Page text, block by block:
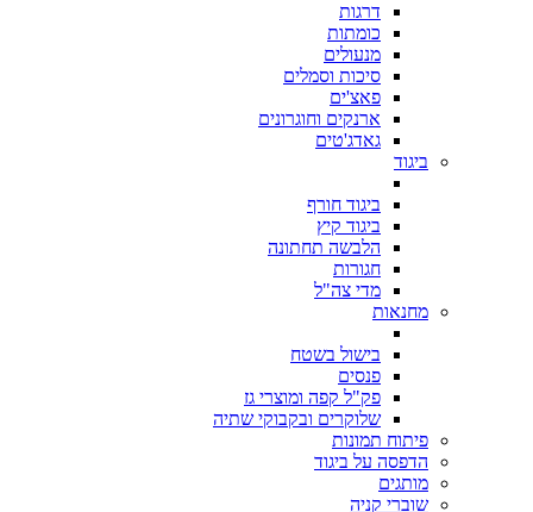
דרגות
כומתות
מנעולים
סיכות וסמלים
פאצ'ים
ארנקים וחוגרונים
גאדג'טים
ביגוד
ביגוד חורף
ביגוד קיץ
הלבשה תחתונה
חגורות
מדי צה"ל
מחנאות
בישול בשטח
פנסים
פק"ל קפה ומוצרי גז
שלוקרים ובקבוקי שתיה
פיתוח תמונות
הדפסה על ביגוד
מותגים
שוברי קניה